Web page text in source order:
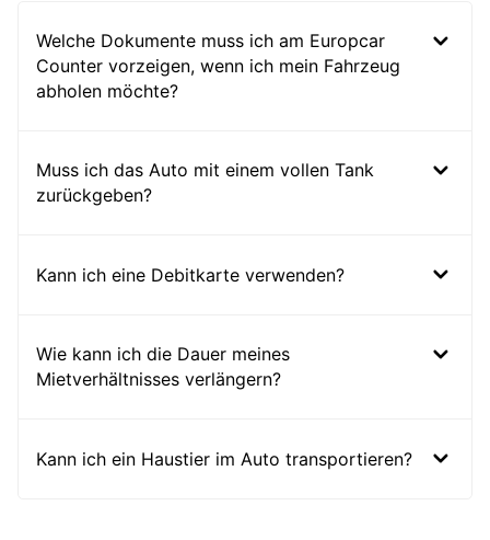
Welche Dokumente muss ich am Europcar
Counter vorzeigen, wenn ich mein Fahrzeug
abholen möchte?
Muss ich das Auto mit einem vollen Tank
zurückgeben?
Kann ich eine Debitkarte verwenden?
Wie kann ich die Dauer meines
Mietverhältnisses verlängern?
Kann ich ein Haustier im Auto transportieren?